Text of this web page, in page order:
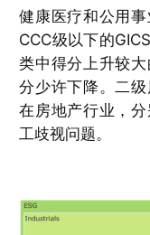
健康医疗和公用
CCC级以下的
类中得分上升较
分少许下降。二
在房地产行业，
工歧视问题。